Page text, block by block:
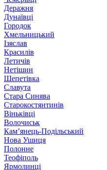
Деражня
Дунаївці
Городок
Хмельницький
Ізяслав
Красилів
Летичів
Нетішин
Шепетівка
Славута
Стара Синява
Старокостянтинів
Віньківці
Волочиськ
Кам’янець-Подільський
Нова Ушиця
Полонне
Теофіполь
Ярмолинці